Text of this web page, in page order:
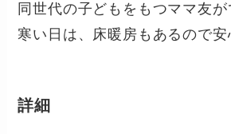
同世代の子どもをもつママ友が
寒い日は、床暖房もあるので安
詳細